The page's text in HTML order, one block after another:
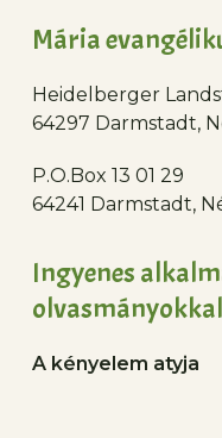
Mária
Heidelberger
64297 Darmstadt,
P.O.Box 13 01 29
64241 Darmstadt,
Ingyenes
olvasmányokkal
A kényelem atyja